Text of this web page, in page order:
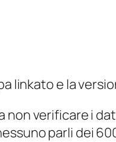
linkato e la
verificare i
parli dei